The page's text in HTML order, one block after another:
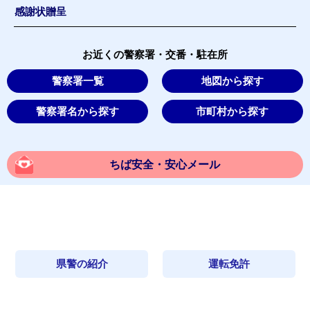
感謝状贈呈
お近くの警察署・交番・駐在所
警察署一覧 地図から探す
警察署名から探す 市町村から探す
ちば安全・安心メール
県警の紹介 運転免許